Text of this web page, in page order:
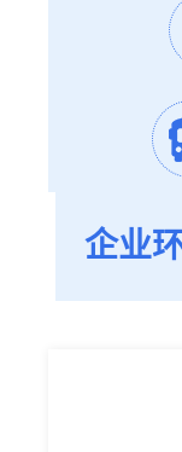
企业